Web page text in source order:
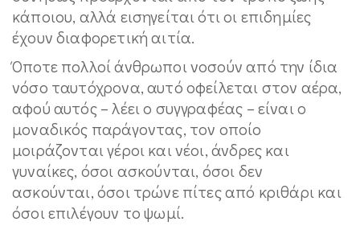
κάποιου, αλλά εισηγείται ότι οι επιδημίες
έχουν διαφορετική αιτία.
Όποτε πολλοί άνθρωποι νοσούν από την ίδια
νόσο ταυτόχρονα, αυτό οφείλεται στον αέρα,
αφού αυτός – λέει ο συγγραφέας – είναι ο
μοναδικός παράγοντας, τον οποίο
μοιράζονται γέροι και νέοι, άνδρες και
γυναίκες, όσοι ασκούνται, όσοι δεν
ασκούνται, όσοι τρώνε πίτες από κριθάρι και
όσοι επιλέγουν το ψωμί.